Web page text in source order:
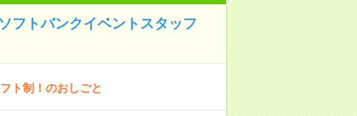
フトバンクイベントスタッフ
ト制！のおしごと